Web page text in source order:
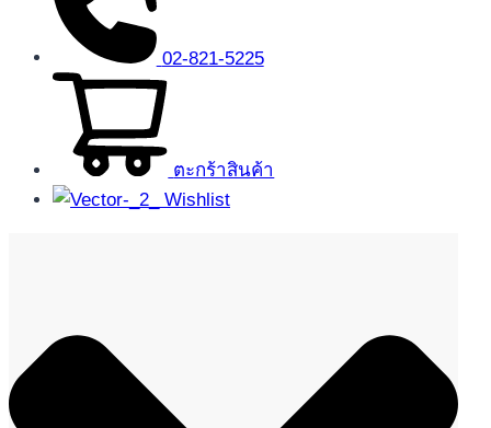
02-821-5225
ตะกร้าสินค้า
Wishlist